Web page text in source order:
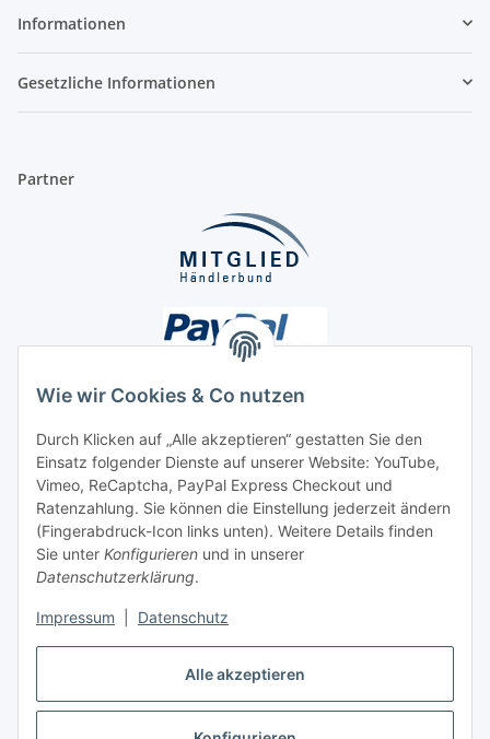
Alle akzeptieren
Wie wir Cookies & Co nutzen
Durch Klicken auf „Alle akzeptieren“ gestatten Sie den
Einsatz folgender Dienste auf unserer Website: YouTube,
Vimeo, ReCaptcha, PayPal Express Checkout und
Ratenzahlung. Sie können die Einstellung jederzeit ändern
(Fingerabdruck-Icon links unten). Weitere Details finden
Sie unter Konfigurieren und in unserer
Datenschutzerklärung.
Impressum Datenschutz
Informationen
Gesetzliche Informationen
Partner
Unsere Seiten
Social Media
Vertrag widerrufen